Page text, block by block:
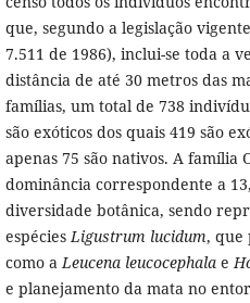
que, segundo a legislação
7.511 de 1986), inclui-se toda a
distância de até 30 metros das
famílias, um total de 738
são exóticos dos quais 419 são
apenas 75 são nativos. A família
dominância correspondente a
diversidade botânica, sendo
espéciesLigustrum lucidum, que
como aLeucena leucocephalae
e planejamento da mata no